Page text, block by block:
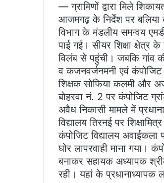
— ग्रामिणों द्वारा मिले
आजमगढ़ के निर्देश पर बलिया
विभाग के मंडलीय समन्वय
पाई गई। सीयर शिक्षा क्षेत्र
विलंब से पहुंची। जबकि गांव
व कजनवर्जनमनी एवं कंपोजिट
शिक्षक सोफिया कलमी और
बोहरवा नं. 2 पर कंपोजिट
अवैध निकासी मामले में
विद्यालय तिरनई पर
कंपोजिट विद्यालय
घोर लापरवाही माना गया।
बनाकर सहायक अध्यापक
रही। यहां के प्रधानाध्यापक